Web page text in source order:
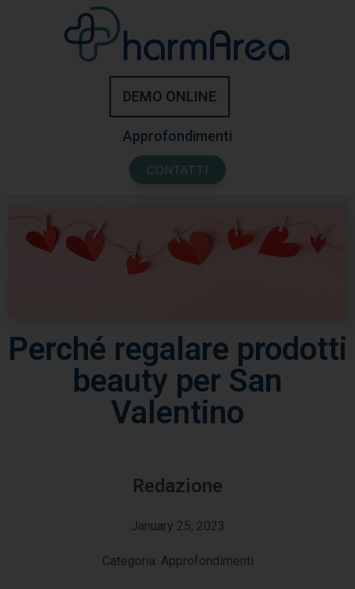
DEMO ONLINE
Approfondimenti
CONTATTI
Perché regalare prodotti
beauty per San
Valentino
Redazione
January 25, 2023
Categoria: Approfondimenti